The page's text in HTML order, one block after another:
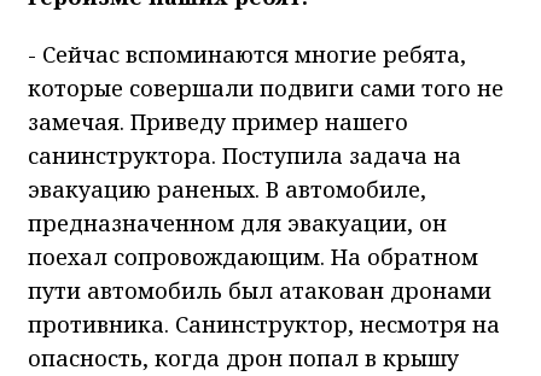
- Сейчас вспоминаются многие ребята,
которые совершали подвиги сами того не
замечая. Приведу пример нашего
санинструктора. Поступила задача на
эвакуацию раненых. В автомобиле,
предназначенном для эвакуации, он
поехал сопровождающим. На обратном
пути автомобиль был атакован дронами
противника. Санинструктор, несмотря на
опасность, когда дрон попал в крышу